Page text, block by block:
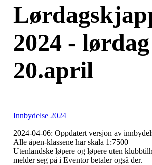
2024 - lørdag
20.april
Innbydelse 2024
2024-04-06: Oppdatert versjon av
Alle åpen-klassene har skala 1:7500
Utenlandske løpere og løpere uten
melder seg på i Eventor betaler også der.